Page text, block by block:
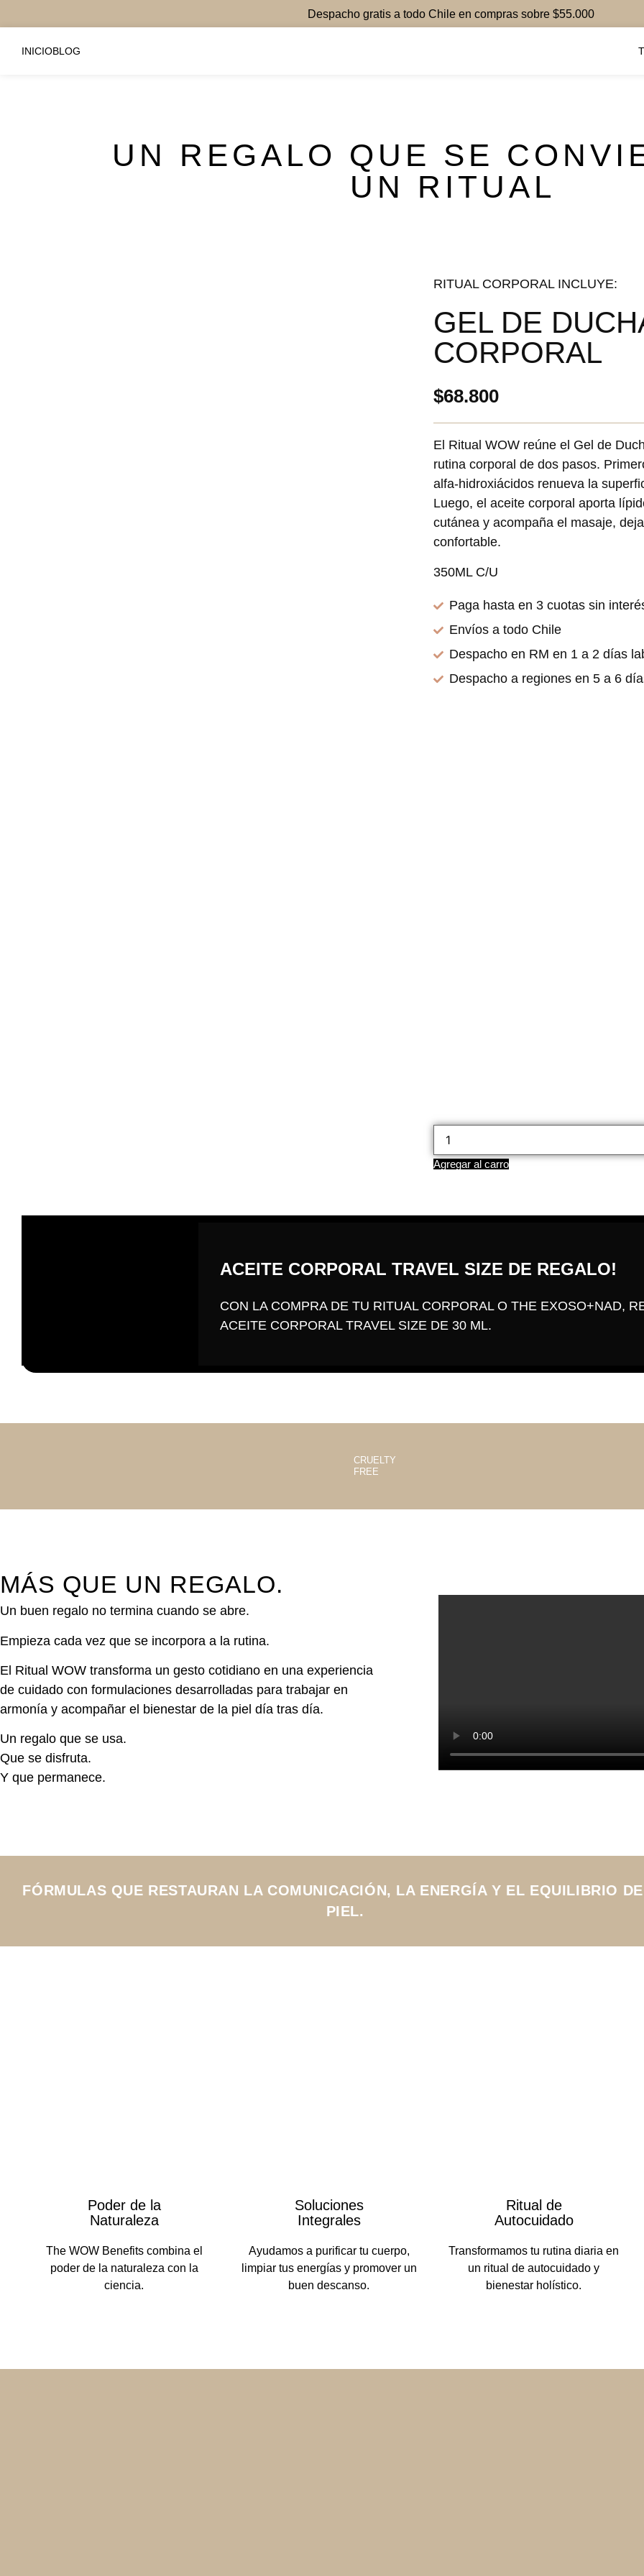
Despacho gratis a todo Chile en compras sobre $55.000
INICIOBLOG
UN REGALO QUE SE
UN RITUAL
RITUAL CORPORAL INCLUYE:
GEL DE
CORPORAL
$68.800
El Ritual WOW reúne el Gel de
rutina corporal de dos pasos.
alfa-hidroxiácidos renueva la
Luego, el aceite corporal aporta
cutánea y acompaña el masaje,
confortable.
350ML C/U
Paga hasta en 3 cuotas sin
Envíos a todo Chile
Despacho en RM en 1 a 2 días
Despacho a regiones en 5 a 6
Agregar al carro
ACEITE CORPORAL TRAVEL SIZE DE REGALO!
CON LA COMPRA DE TU RITUAL CORPORAL O THE EXOSO+NAD,
ACEITE CORPORAL TRAVEL SIZE DE 30 ML.
CRUELTY
FREE
MÁS QUE UN REGALO.
Un buen regalo no termina cuando se abre.
Empieza cada vez que se incorpora a la rutina.
El Ritual WOW transforma un gesto cotidiano en una experiencia
de cuidado con formulaciones desarrolladas para trabajar en
armonía y acompañar el bienestar de la piel día tras día.
Un regalo que se usa.
Que se disfruta.
Y que permanece.
FÓRMULAS QUE RESTAURAN LA COMUNICACIÓN, LA ENERGÍA Y EL EQUILIBRIO
PIEL.
Poder de la
Naturaleza
The WOW Benefits combina el
poder de la naturaleza con la
ciencia.
Soluciones
Integrales
Ayudamos a purificar tu cuerpo,
limpiar tus energías y promover un
buen descanso.
Ritual de
Autocuidado
Transformamos tu rutina diaria en
un ritual de autocuidado y
bienestar holístico.